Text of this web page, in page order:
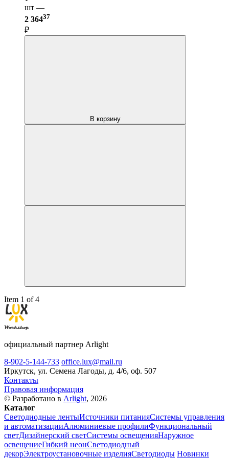
шт —
2 36437
₽
В корзину
Item 1 of 4
официальный партнер Arlight
8-902-5-144-733 office.lux@mail.ru
Иркутск, ул. Семена Лагоды, д. 4/6, оф. 507
Контакты
Правовая информация
© Разработано в Arlight, 2026
Каталог
Светодиодные лентыИсточники питанияСистемы управления
и автоматизацииАлюминиевые профилиФункциональный
светДизайнерский светСистемы освещенияНаружное
освещениеГибкий неонСветодиодный
декорЭлектроустановочные изделияСветодиоды Новинки